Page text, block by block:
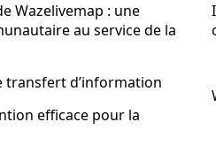
Wazelivemap : une
au service de la
transfert d’information
efficace pour la